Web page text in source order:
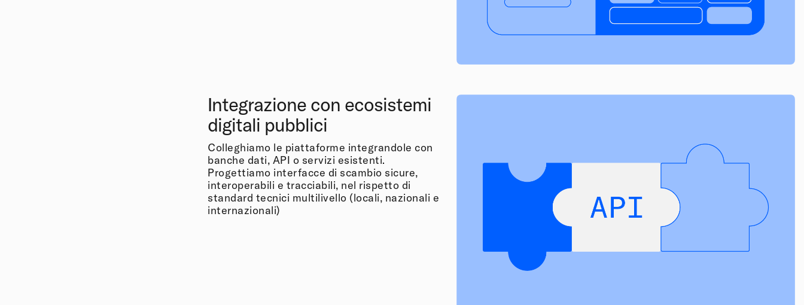
Integrazione con ecosistemi
digitali pubblici
Colleghiamo le piattaforme integrandole con
banche dati, API o servizi esistenti.
Progettiamo interfacce di scambio sicure,
interoperabili e tracciabili, nel rispetto di
standard tecnici multilivello (locali, nazionali e
internazionali)